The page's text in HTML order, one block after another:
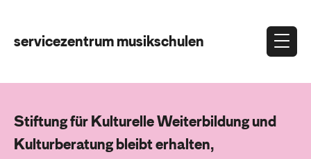
servicezentrum musikschulen
Stiftung für Kulturelle Weiterbildung und
Kulturberatung bleibt erhalten,